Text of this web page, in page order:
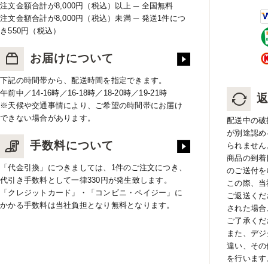
注文金額合計が8,000円（税込）以上 ─ 全国無料
注文金額合計が8,000円（税込）未満 ─ 発送1件につ
き550円（税込）
お届けについて
下記の時間帯から、配送時間を指定できます。
午前中／14-16時／16-18時／18-20時／19-21時
※天候や交通事情により、ご希望の時間帯にお届け
できない場合があります。
手数料について
「代金引換」につきましては、1件のご注文につき、
代引き手数料として一律330円が発生致します。
「クレジットカード」・「コンビニ・ペイジー」に
かかる手数料は当社負担となり無料となります。
配送中の
が別途認
られません
商品の到
のご送付
この際、
ご返送く
された場
ご了承く
また、デ
違い、そ
を行います